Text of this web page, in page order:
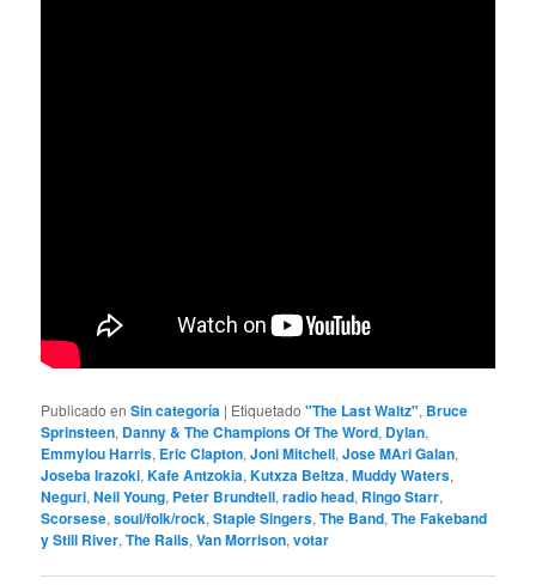
Publicado en Sin categoría | Etiquetado "The Last Waltz", Bruce
Sprinsteen, Danny & The Champions Of The Word, Dylan,
Emmylou Harris, Eric Clapton,Joni Mitchell,Jose MAri Galan,
Joseba Irazoki,Kafe Antzokia,Kutxza Beltza,Muddy Waters,
Neguri,Neil Young, Peter Brundtell,radio head, Ringo Starr,
Scorsese,soul/folk/rock,Staple Singers,The Band,The Fakeband
y Still River,The Rails,Van Morrison,votar